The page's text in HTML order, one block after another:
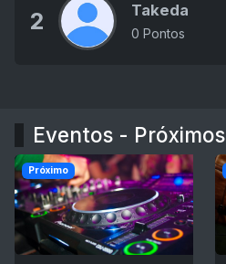
2 Takeda
0 Pontos
Eventos - Próximos
Próximo